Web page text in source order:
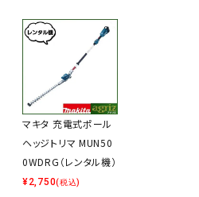
マキタ 充電式ポール
ヘッジトリマ MUN50
0WDRG（レンタル機）
¥2,750(税込)